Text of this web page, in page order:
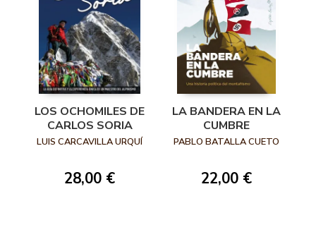
LOS OCHOMILES DE
CARLOS SORIA
LUIS CARCAVILLA URQUÍ
28,00 €
LA BANDERA EN LA
CUMBRE
PABLO BATALLA CUETO
22,00 €